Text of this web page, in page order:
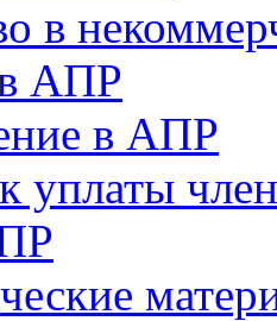
в
АПР
в АПР
уплаты